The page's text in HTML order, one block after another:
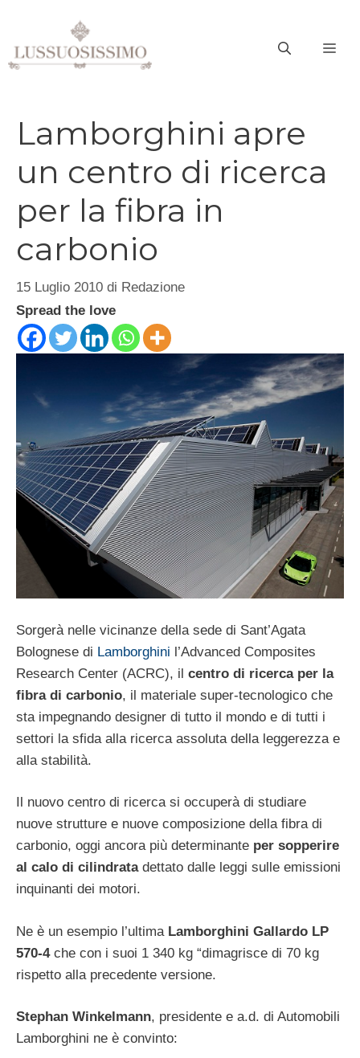
contenuto
Lamborghini apre
un centro di ricerca
per la fibra in
carbonio
15 Luglio 2010 di Redazione
Spread the love
Sorgerà nelle vicinanze della sede di Sant’Agata
Bolognese di Lamborghini l’Advanced Composites
Research Center (ACRC), il centro di ricerca per la
fibra di carbonio, il materiale super-tecnologico che
sta impegnando designer di tutto il mondo e di tutti i
settori la sfida alla ricerca assoluta della leggerezza e
alla stabilità.
Il nuovo centro di ricerca si occuperà di studiare
nuove strutture e nuove composizione della fibra di
carbonio, oggi ancora più determinante per sopperire
al calo di cilindratadettato dalle leggi sulle emissioni
inquinanti dei motori.
Ne è un esempio l’ultima Lamborghini Gallardo LP
570-4che con i suoi 1 340 kg “dimagrisce di 70 kg
rispetto alla precedente versione.
Stephan Winkelmann, presidente e a.d. di Automobili
Lamborghini ne è convinto: